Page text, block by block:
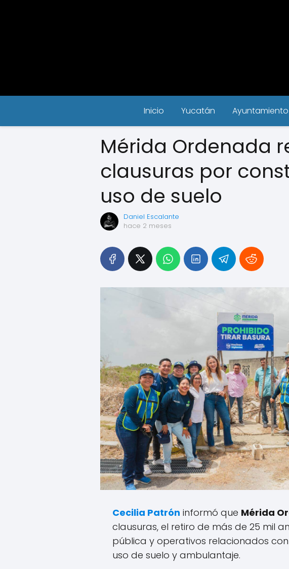
Inicio Yucatán
Mérida Ordenada
clausuras por
uso de suelo
Daniel Escalante
hace 2 meses
Cecilia Patrón informó que Mérida
clausuras, el retiro de más de 25 mil
pública y operativos relacionados
uso de suelo y ambulantaje.